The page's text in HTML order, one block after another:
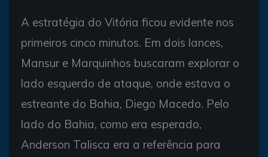
A estratégia do Vitória ficou evidente nos
primeiros cinco minutos. Em dois lances,
Mansur e Marquinhos buscaram explorar o
lado esquerdo de ataque, onde estava o
estreante do Bahia, Diego Macedo. Pelo
lado do Bahia, como era esperado,
Anderson Talisca era a referência para